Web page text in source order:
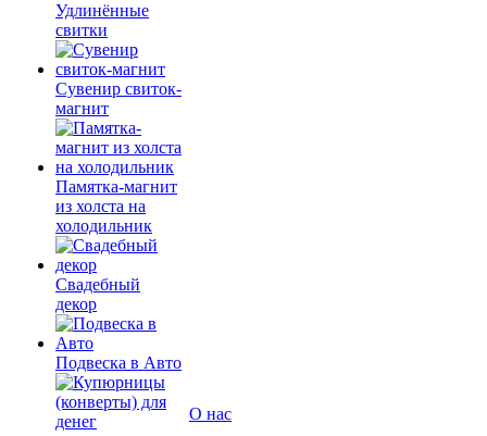
Удлинённые
свитки
Сувенир свиток-
магнит
Памятка-магнит
из холста на
холодильник
Свадебный
декор
Подвеска в Авто
О нас